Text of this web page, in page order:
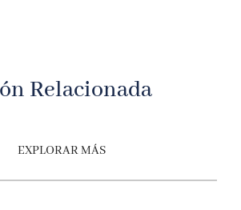
Relacionada
EXPLORAR MÁS